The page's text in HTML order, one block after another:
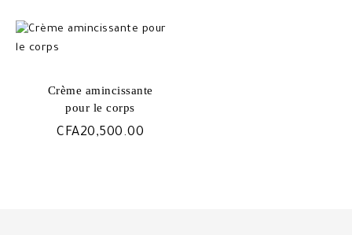
Crème amincissante
pour le corps
CFA20,500.00